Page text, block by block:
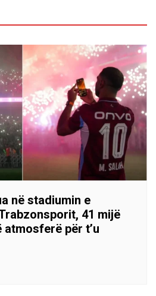
në stadiumin e
41 mijë
për t’u